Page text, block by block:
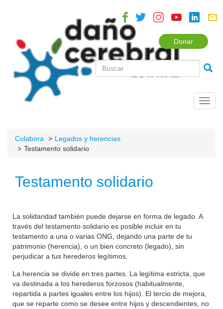
Donar
Colabora
Legados y herencias
Testamento solidario
Testamento solidario
La solidaridad también puede dejarse en forma de legado. A
través del testamento solidario es posible incluir en tu
testamento a una o varias ONG, dejando una parte de tu
patrimonio (herencia), o un bien concreto (legado), sin
perjudicar a tus herederos legítimos.
La herencia se divide en tres partes. La legítima estricta, que
va destinada a los herederos forzosos (habitualmente,
repartida a partes iguales entre los hijos). El tercio de mejora,
que se reparte como se desee entre hijos y descendientes, no